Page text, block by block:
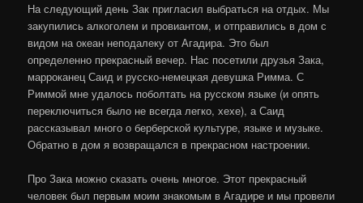
На следующий день Зак пригласил выбраться на отдых. Мы
закупились алкоголем и провиантом, и отправились в дом с
видом на океан неподалеку от Агадира. Это был
определенно прекрасный вечер. Нас посетили друзья Зака,
марроканец Саид и русско-немецкая девушка Римма. С
Риммой мне удалось поболтать на русском языке (и опять
переключиться было не всегда легко, хехе), а Саид
рассказывал много о берберской культуре, языке и музыке.
Обратно в дом я возвращался в прекрасном настроении.
Про Зака можно сказать очень многое. Этот прекрасный
человек был первым моим знакомым в Агадире и мы провели